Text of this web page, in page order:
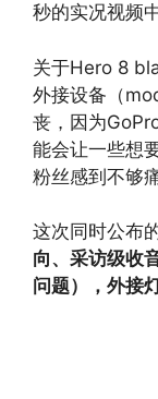
秒的实况视频
关于Hero 8
外接设备（
丧，因为
能会让一些想
粉丝感到不够
这次同时公布
向、采访级收
问题），外接